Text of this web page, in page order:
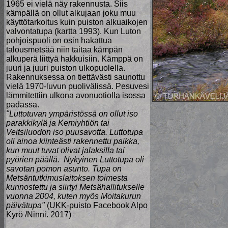
1965 ei vielä näy rakennusta. Siis
kämpällä on ollut alkujaan joku muu
käyttötarkoitus kuin puiston alkuaikojen
valvontatupa (kartta 1993). Kun Luton
pohjoispuoli on osin hakattua
talousmetsää niin taitaa kämpän
alkuperä liittyä hakkuisiin. Kämppä on
juuri ja juuri puiston ulkopuolella.
Rakennuksessa on tiettävästi saunottu
vielä 1970-luvun puolivälissä. Pesuvesi
lämmitettiin ulkona avonuotiolla isossa
padassa.
"Luttotuvan ympäristössä on ollut iso
parakkikylä ja Kemiyhtiön tai
Veitsiluodon iso puusavotta. ‬Luttotupa
oli ainoa kiinteästi rakennettu paikka,
kun muut tuvat olivat jalaksilla tai
pyörien päällä. ‬ Nykyinen Luttotupa oli
savotan pomon asunto. Tupa on
Metsäntutkimuslaitoksen toimesta
kunnostettu ja siirtyi Metsähallitukselle
vuonna 2004, kuten myös Moitakurun
päivätupa"(UKK-puisto Facebook Alpo
Kyrö /Ninni. 2017)